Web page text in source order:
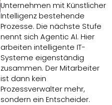
Unternehmen mit Künstlicher
Intelligenz bestehende
Prozesse. Die nächste Stufe
nennt sich Agentic AI. Hier
arbeiten intelligente IT-
Systeme eigenständig
zusammen. Der Mitarbeiter
ist dann kein
Prozessverwalter mehr,
sondern ein Entscheider.